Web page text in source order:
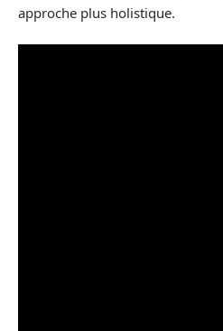
approche plus holistique.